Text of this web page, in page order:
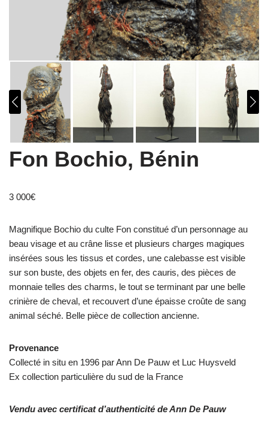
Fon Bochio, Bénin
3 000€
Magnifique Bochio du culte Fon constitué d’un personnage au
beau visage et au crâne lisse et plusieurs charges magiques
insérées sous les tissus et cordes, une calebasse est visible
sur son buste, des objets en fer, des cauris, des pièces de
monnaie telles des charms, le tout se terminant par une belle
crinière de cheval, et recouvert d’une épaisse croûte de sang
animal séché. Belle pièce de collection ancienne.
Provenance
Collecté in situ en 1996 par Ann De Pauw et Luc Huysveld
Ex collection particulière du sud de la France
Vendu avec certificat d’authenticité de Ann De Pauw